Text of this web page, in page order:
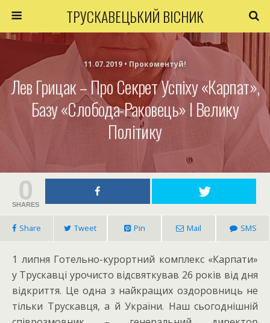
ТРУСКАВЕЦЬКИЙ ВІСНИК
11.07.2019 • Прокоментуй!
Лев Грицак – Про Секрет Успіху «Карпат»,
Базу «Слобода-Раковець» І Велику
Політику
0
SHARES
Share Tweet Pin Mail SMS
1 липня Готельно-курортний комплекс «Карпати»
у Трускавці урочисто відсвяткував 26 років від дня
відкриття. Це одна з найкращих оздоровниць не
тільки Трускавця, а й України. Наш сьогоднішній